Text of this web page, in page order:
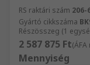
RS raktári szám 206-
Gyártó cikkszáma
Részösszeg (1
2 587 875 Ft(ÁFA
Mennyiség